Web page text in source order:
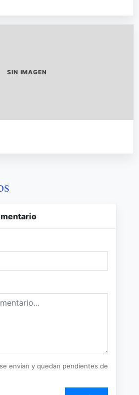
SIN IMAGEN
envían y quedan pendientes de